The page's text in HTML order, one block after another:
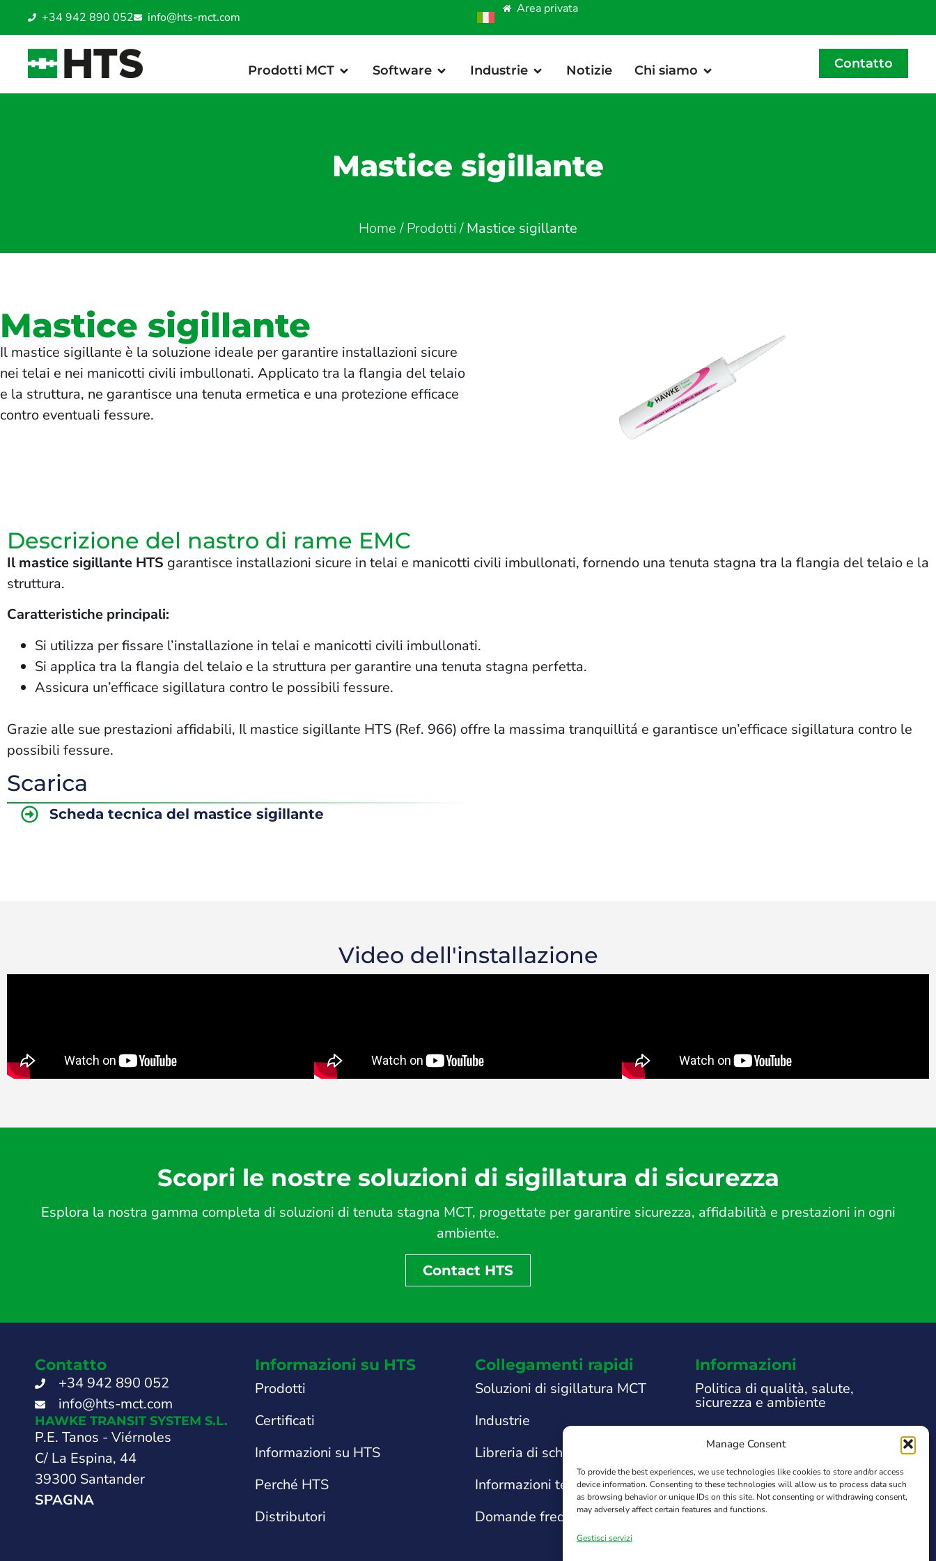
Manage Consent
To provide the best experiences, we use technologies like cookies to store and/or access
device information. Consenting to these technologies will allow us to process data such
as browsing behavior or unique IDs on this site. Not consenting or withdrawing consent,
may adversely affect certain features and functions.
Gestisci servizi
+34 942 890 052 info@hts-mct.com
Area privata
Prodotti MCT Software Industrie Notizie Chi siamo Contatto
Mastice sigillante
Home/Prodotti/Mastice sigillante
Mastice sigillante
Il mastice sigillante è la soluzione ideale per garantire installazioni sicure
nei telai e nei manicotti civili imbullonati. Applicato tra la flangia del telaio
e la struttura, ne garantisce una tenuta ermetica e una protezione efficace
contro eventuali fessure.
Descrizione del nastro di rame EMC
Il mastice sigillante HTS garantisce installazioni sicure in telai e manicotti civili imbullonati, fornendo una tenuta stagna tra la flangia del telaio e la
struttura.
Caratteristiche principali:
Si utilizza per fissare l’installazione in telai e manicotti civili imbullonati.
Si applica tra la flangia del telaio e la struttura per garantire una tenuta stagna perfetta.
Assicura un’efficace sigillatura contro le possibili fessure.
Grazie alle sue prestazioni affidabili, Il mastice sigillante HTS (Ref. 966) offre la massima tranquillitá e garantisce un’efficace sigillatura contro le
possibili fessure.
Scarica
Scheda tecnica del mastice sigillante
Video dell'installazione
Scopri le nostre soluzioni di sigillatura di sicurezza
Esplora la nostra gamma completa di soluzioni di tenuta stagna MCT, progettate per garantire sicurezza, affidabilità e prestazioni in ogni
ambiente.
Contact HTS
Contatto
+34 942 890 052
info@hts-mct.com
HAWKE TRANSIT SYSTEM S.L.
P.E. Tanos - Viérnoles
C/ La Espina, 44
39300 Santander
SPAGNA
Informazioni su HTS
Prodotti
Certificati
Informazioni su HTS
Perché HTS
Distributori
Collegamenti rapidi
Soluzioni di sigillatura MCT
Industrie
Libreria di schede tecniche
Informazioni tecniche e supporto
Domande frequenti sul sistema
Informazioni
Politica di qualità, salute,
sicurezza e ambiente
Informativa sulla privacy
Informativa sui cookie